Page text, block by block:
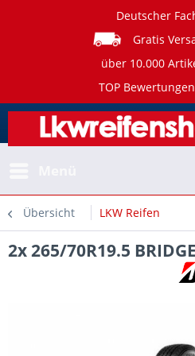
Deutscher
Gratis
über 10.000
TOP Bewertungen
Übersicht LKW Reifen
2x 265/70R19.5